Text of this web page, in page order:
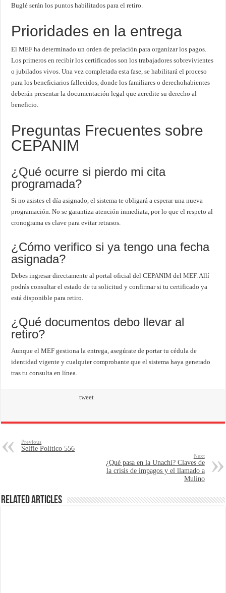
Buglé serán los puntos habilitados para el retiro.
Prioridades en la entrega
El MEF ha determinado un orden de prelación para organizar los pagos.
Los primeros en recibir los certificados son los trabajadores sobrevivientes
o jubilados vivos. Una vez completada esta fase, se habilitará el proceso
para los beneficiarios fallecidos, donde los familiares o derechohabientes
deberán presentar la documentación legal que acredite su derecho al
beneficio.
Preguntas Frecuentes sobre
CEPANIM
¿Qué ocurre si pierdo mi cita
programada?
Si no asistes el día asignado, el sistema te obligará a esperar una nueva
programación. No se garantiza atención inmediata, por lo que el respeto al
cronograma es clave para evitar retrasos.
¿Cómo verifico si ya tengo una fecha
asignada?
Debes ingresar directamente al portal oficial del CEPANIM del MEF. Allí
podrás consultar el estado de tu solicitud y confirmar si tu certificado ya
está disponible para retiro.
¿Qué documentos debo llevar al
retiro?
Aunque el MEF gestiona la entrega, asegúrate de portar tu cédula de
identidad vigente y cualquier comprobante que el sistema haya generado
tras tu consulta en línea.
tweet
Previous
Selfie Político 556
Next
¿Qué pasa en la Unachi? Claves de
la crisis de impagos y el llamado a
Mulino
Related Articles